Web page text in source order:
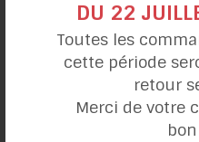
et-conservation/
https://
assiette/aliments/fruits/
de-la-banane
DU 22
Toutes les
cette période
retour
Merci de votre